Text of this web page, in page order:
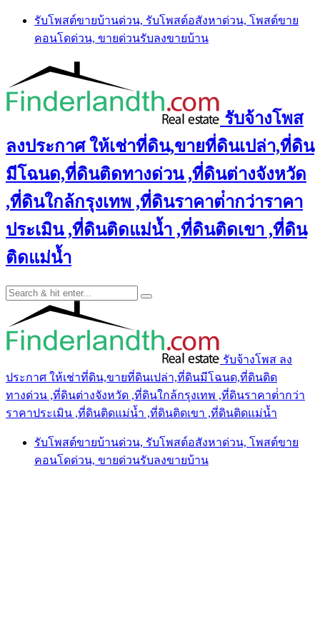
Skip
content
รับโพสต์ขายบ้านด่วน, รับโพสต์อสังหาด่วน, โพสต์ขาย
คอนโดด่วน, ขายด่วนรับลงขายบ้าน
รับจ้างโพส
ลงประกาศ ให้เช่าที่ดิน,ขายที่ดินเปล่า,ที่ดิน
มีโฉนด,ที่ดินติดทางด่วน ,ที่ดินต่างจังหวัด
,ที่ดินใกล้กรุงเทพ ,ที่ดินราคาต่ํากว่าราคา
ประเมิน ,ที่ดินติดแม่น้ำ ,ที่ดินติดเขา ,ที่ดิน
ติดแม่น้ำ
รับจ้างโพส ลง
ประกาศ ให้เช่าที่ดิน,ขายที่ดินเปล่า,ที่ดินมีโฉนด,ที่ดินติด
ทางด่วน ,ที่ดินต่างจังหวัด ,ที่ดินใกล้กรุงเทพ ,ที่ดินราคาต่ํากว่า
ราคาประเมิน ,ที่ดินติดแม่น้ำ ,ที่ดินติดเขา ,ที่ดินติดแม่น้ำ
รับโพสต์ขายบ้านด่วน, รับโพสต์อสังหาด่วน, โพสต์ขาย
คอนโดด่วน, ขายด่วนรับลงขายบ้าน